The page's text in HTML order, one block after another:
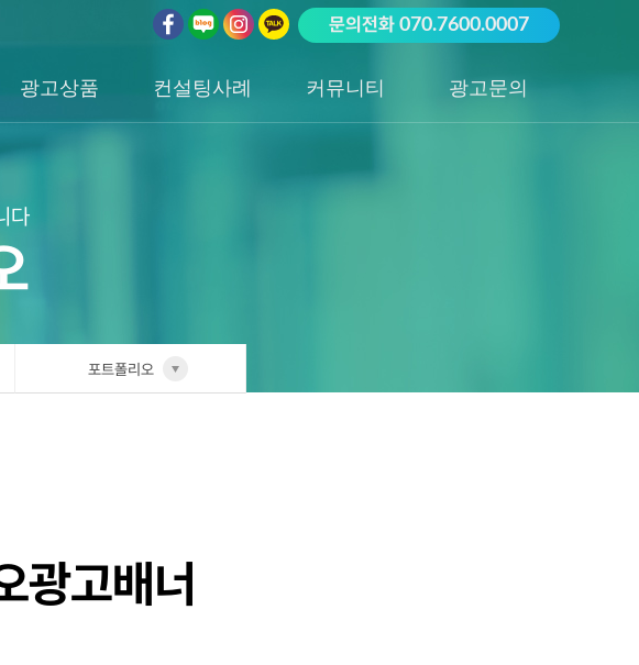
문의전화 070.7600.0007
광고상품
SNS광고
컨설팅사례 커뮤니티 광고문의
다
포트폴리오
광고배너